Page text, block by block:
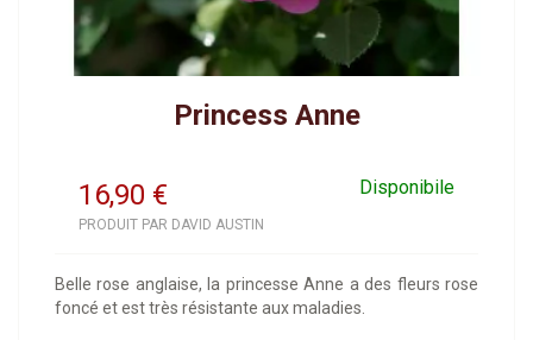
Princess Anne
16,90 Disponibile
€
PRODUIT PAR DAVID AUSTIN
Belle rose anglaise, la princesse Anne a des fleurs rose
foncé et est très résistante aux maladies.